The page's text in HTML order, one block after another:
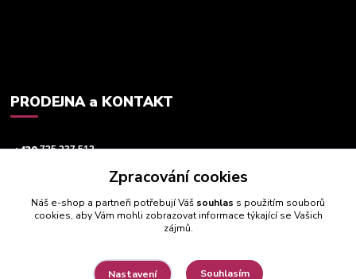
PRODEJNA a KONTAKT
+420725 237 512
Zpracování cookies
Náš e-shop a partneři potřebují Váš souhlas s použitím souborů
cookies, aby Vám mohli zobrazovat informace týkající se Vašich
zájmů.
Nastavení Souhlasím